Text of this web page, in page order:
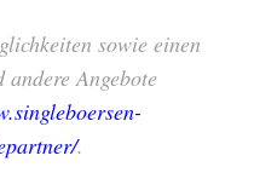
sowie einen
andere Angebote
.